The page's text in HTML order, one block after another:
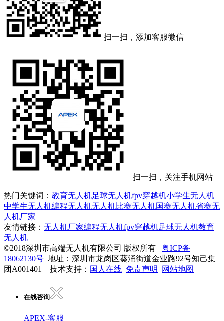
扫一扫，添加客服微信
扫一扫，关注手机网站
热门关键词： 教育无人机足球无人机fpv穿越机小学生无人机
中学生无人机编程无人机无人机比赛无人机国赛无人机省赛无
人机厂家
友情链接： 无人机厂家编程无人机fpv穿越机足球无人机教育
无人机
©2018深圳市高端无人机有限公司 版权所有 粤ICP备
18062130号 地址：深圳市龙岗区葵涌街道金业路92号知己集
团A001401 技术支持： 国人在线 免责声明 网站地图
在线咨询
APEX-客服